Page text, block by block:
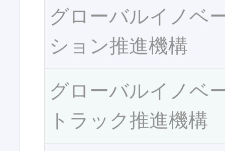
グローバルイノベ
ション推進機構
グローバルイノベ
トラック推進機構